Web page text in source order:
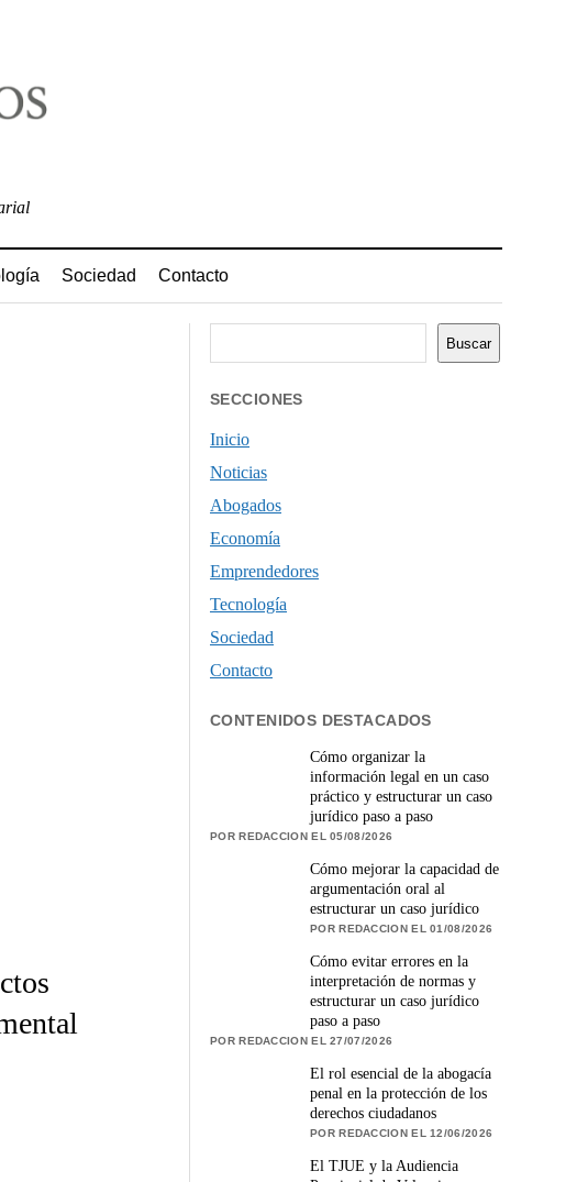
Sociedad Contacto
Buscar
SECCIONES
Inicio
Noticias
Abogados
Economía
Emprendedores
Tecnología
Sociedad
Contacto
CONTENIDOS DESTACADOS
Cómo organizar la
información legal en un caso
práctico y estructurar un caso
jurídico paso a paso
POR REDACCION EL 05/08/2026
Cómo mejorar la capacidad de
argumentación oral al
estructurar un caso jurídico
POR REDACCION EL 01/08/2026
Cómo evitar errores en la
interpretación de normas y
estructurar un caso jurídico
paso a paso
POR REDACCION EL 27/07/2026
El rol esencial de la abogacía
penal en la protección de los
derechos ciudadanos
POR REDACCION EL 12/06/2026
El TJUE y la Audiencia